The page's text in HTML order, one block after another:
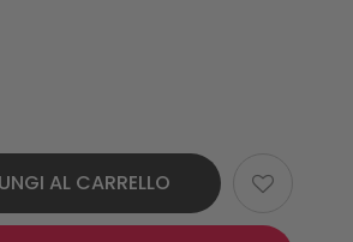
AL CARRELLO